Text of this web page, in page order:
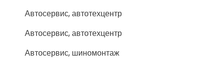
Автосервис, автотехцентр
Автосервис, автотехцентр
Автосервис, шиномонтаж